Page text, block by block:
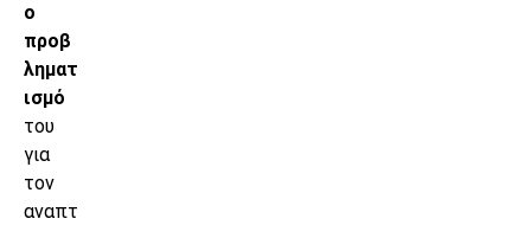
ο
προβ
ληματ
ισμό
του
για
τον
αναπτ